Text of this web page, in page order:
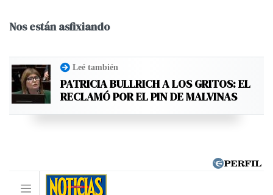
Nos están asfixiando
Leé también
PATRICIA BULLRICH A LOS GRITOS: EL
RECLAMÓ POR EL PIN DE MALVINAS